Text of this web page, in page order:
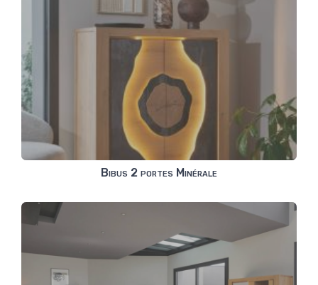
Bibus 2 portes Minérale